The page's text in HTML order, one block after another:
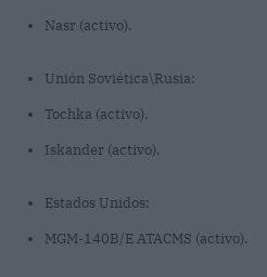
Nasr (activo).
Unión Soviética\Rusia:
Tochka (activo).
Iskander (activo).
Estados Unidos:
MGM-140B/E ATACMS (activo).